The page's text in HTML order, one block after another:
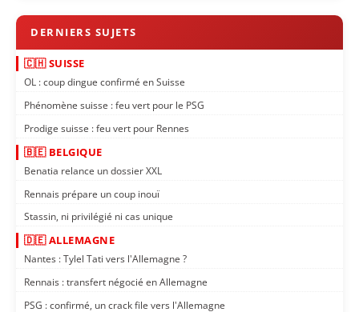
🇨🇭 SUISSE
OL : coup dingue confirmé en Suisse
Phénomène suisse : feu vert pour le PSG
Prodige suisse : feu vert pour Rennes
🇧🇪 BELGIQUE
Benatia relance un dossier XXL
Rennais prépare un coup inouï
Stassin, ni privilégié ni cas unique
🇩🇪 ALLEMAGNE
Nantes : Tylel Tati vers l'Allemagne ?
Rennais : transfert négocié en Allemagne
PSG : confirmé, un crack file vers l'Allemagne